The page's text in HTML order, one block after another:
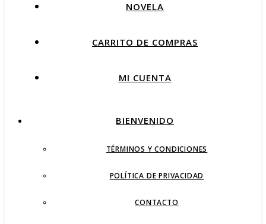
NOVELA
CARRITO DE COMPRAS
MI CUENTA
BIENVENIDO
TÉRMINOS Y CONDICIONES
POLÍTICA DE PRIVACIDAD
CONTACTO